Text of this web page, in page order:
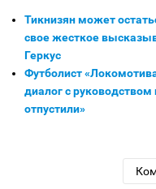
Тикнизян может
свое жесткое
Геркус
Футболист
диалог с
отпустили»